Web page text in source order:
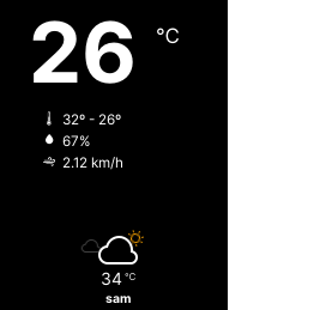
26 ℃
32º - 26º
67%
2.12 km/h
34 ℃
sam